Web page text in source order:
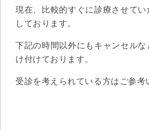
医院案
現在、比較的すぐに診療させて
しております。
下記の時間以外にもキャンセル
け付けております。
受診を考えられている方はご参考